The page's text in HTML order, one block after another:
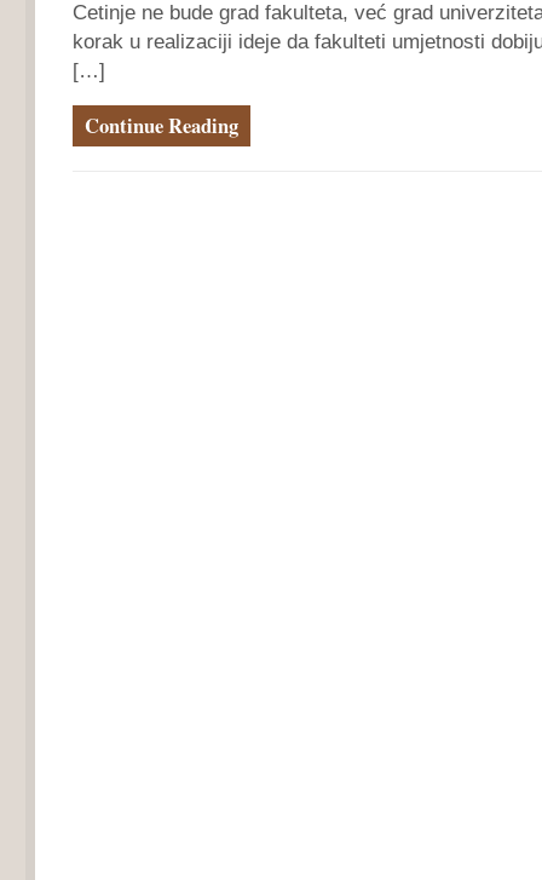
Cetinje ne bude grad fakulteta, već grad
korak u realizaciji ideje da fakulteti umjetnosti
[…]
Continue Reading